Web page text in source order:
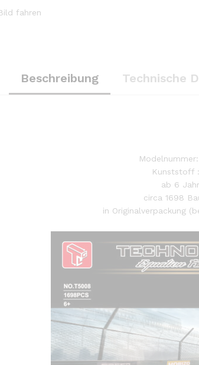
fahren
Beschreibung Technische
Kunststoff
ab 6
circa 1698
in Originalverpackung